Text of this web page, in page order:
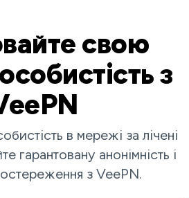
свою
з
в мережі за лічені
гарантовану анонімність і
з VeePN.